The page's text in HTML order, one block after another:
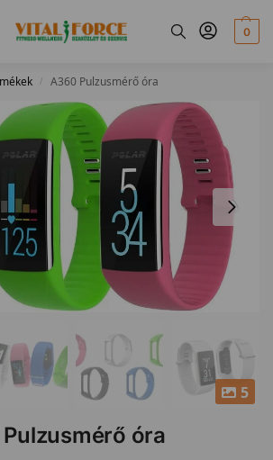
0
/ A360 Pulzusmérő óra
5
óra